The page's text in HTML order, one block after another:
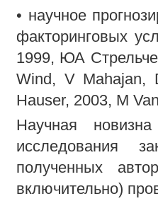
• научное
факторинговых
1999, ЮА
Wind, V
Hauser, 2003, M
Научная
исследования
полученных
включительно)